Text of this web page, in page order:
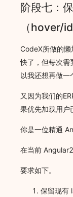
阶段七：
（hover/
CodeX所做的
快了，但每次需
以我还想再做一
又因为我们的
果优先加载用户
你是一位精通
在当前
要求如下。
保留现有